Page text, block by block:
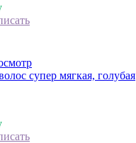
супер мягкая, голубая